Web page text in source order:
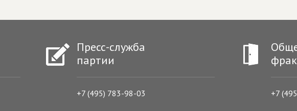
Пресс-служба
партии
+7 (495) 783-98-03 +7